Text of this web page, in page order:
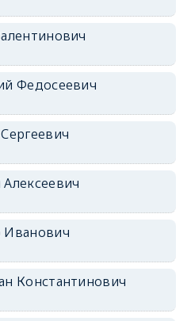
Федосеевич
Иванович
Константинович